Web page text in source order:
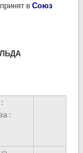
в Союз
: